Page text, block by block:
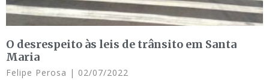
O desrespeito às leis de trânsito em Santa
Maria
Felipe Perosa 02/07/2022